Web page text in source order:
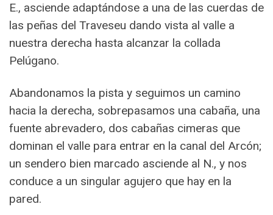
E., asciende adaptándose a una de las cuerdas de
las peñas del Traveseu dando vista al valle a
nuestra derecha hasta alcanzar la collada
Pelúgano.
Abandonamos la pista y seguimos un camino
hacia la derecha, sobrepasamos una cabaña, una
fuente abrevadero, dos cabañas cimeras que
dominan el valle para entrar en la canal del Arcón;
un sendero bien marcado asciende al N., y nos
conduce a un singular agujero que hay en la
pared.